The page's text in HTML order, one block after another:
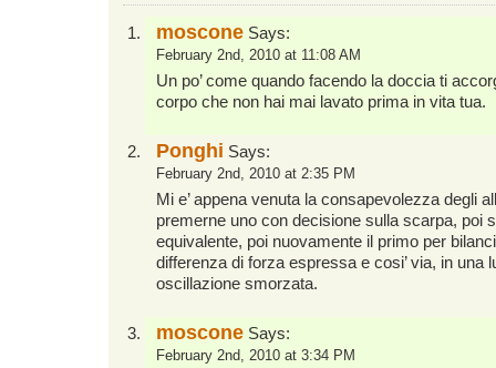
moscone Says:
February 2nd, 2010 at 11:08 AM
Un po’ come quando facendo la doccia ti
corpo che non hai mai lavato prima in vita tua.
Ponghi Says:
February 2nd, 2010 at 2:35 PM
Mi e’ appena venuta la consapevolezza degli
premerne uno con decisione sulla scarpa, poi
equivalente, poi nuovamente il primo per
differenza di forza espressa e cosi’ via, in una
oscillazione smorzata.
moscone Says:
February 2nd, 2010 at 3:34 PM